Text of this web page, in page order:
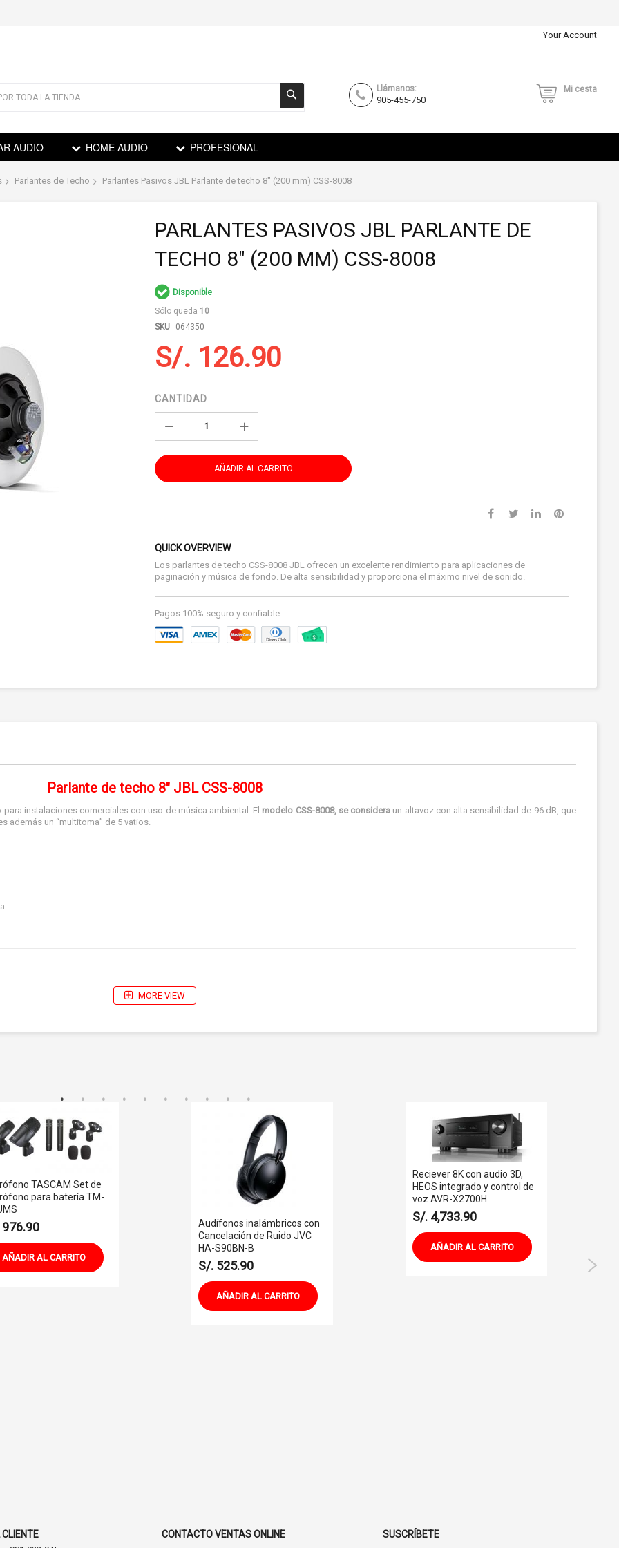
Your Account
Llámanos:
905-455-750
Mi cesta
AUDIO HOME AUDIO PROFESIONAL
Parlantes de Techo Parlantes Pasivos JBL Parlante de techo 8" (200 mm) CSS-8008
PARLANTES PASIVOS JBL PARLANTE DE
TECHO 8" (200 MM) CSS-8008
Disponible
Sólo queda 10
SKU
064350
S/. 126.90
CANTIDAD
AÑADIR AL CARRITO
QUICK OVERVIEW
Los parlantes de techo CSS-8008 JBL ofrecen un excelente rendimiento para aplicaciones de
paginación y música de fondo. De alta sensibilidad y proporciona el máximo nivel de sonido.
Pagos 100% seguro y confiable
Parlante de techo 8" JBL CSS-8008
instalaciones comerciales con uso de música ambiental. El modelo CSS-8008, se considera un altavoz con alta sensibilidad de 96 dB, que
además un “multitoma” de 5 vatios.
200 mm (8”)
15 W
70V (5w, 2.5w 1.3w, 0.7w)
25V (5w, 2.5w, 1.3w, 0.7w)
MORE VIEW
TASCAM Set de
para batería TM-
AÑADIR AL CARRITO
Audífonos inalámbricos con
Cancelación de Ruido JVC
HA-S90BN-B
S/. 525.90
AÑADIR AL CARRITO
Reciever 8K con audio 3D,
HEOS integrado y control de
voz AVR-X2700H
S/. 4,733.90
AÑADIR AL CARRITO
CONTACTO VENTAS ONLINE SUSCRÍBETE